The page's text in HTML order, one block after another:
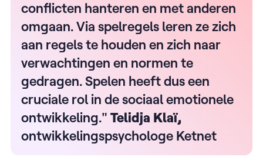
conflicten hanteren en met anderen
omgaan. Via spelregels leren ze zich
aan regels te houden en zich naar
verwachtingen en normen te
gedragen. Spelen heeft dus een
cruciale rol in de sociaal emotionele
ontwikkeling." Telidja Klaï,
ontwikkelingspsychologe Ketnet